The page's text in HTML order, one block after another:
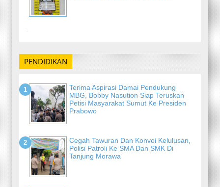
-
PENDIDIKAN
Terima Aspirasi Damai Pendukung
MBG, Bobby Nasution Siap Teruskan
Petisi Masyarakat Sumut Ke Presiden
Prabowo
Cegah Tawuran Dan Konvoi Kelulusan,
Polisi Patroli Ke SMA Dan SMK Di
Tanjung Morawa